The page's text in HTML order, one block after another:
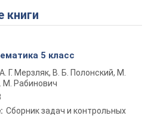
книги
5 класс
А. Г. Мерзляк, В. Б. Полонский, М.
М. Рабинович
Сборник задач и контрольных